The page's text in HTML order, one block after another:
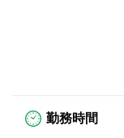
勤務時間